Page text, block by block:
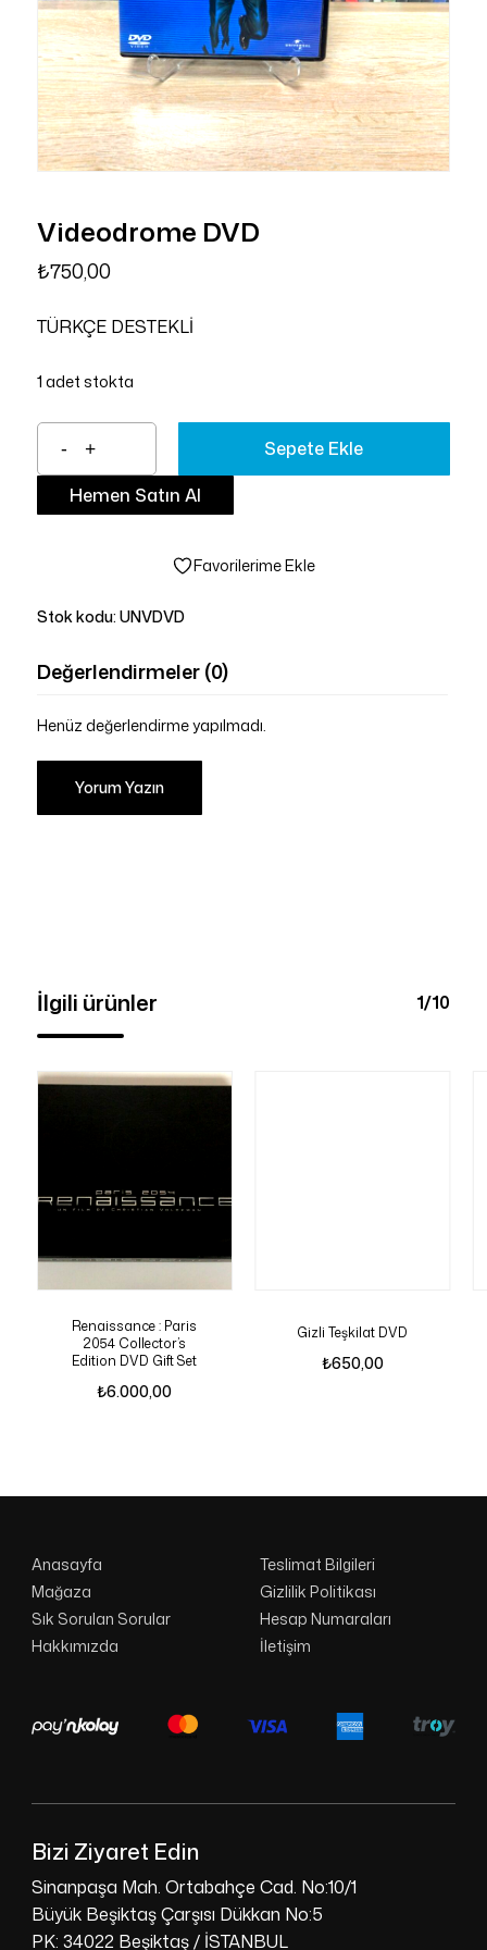
Videodrome DVD
₺750,00
TÜRKÇE DESTEKLİ
1 adet stokta
Sepete Ekle
Hemen Satın Al
Favorilerime Ekle
Stok kodu: UNVDVD
Değerlendirmeler (0)
Henüz değerlendirme yapılmadı.
Yorum Yazın
İlgili ürünler 1/10
Renaissance : Paris
2054 Collector’s
Edition DVD Gift Set
₺6.000,00
Gizli Teşkilat DVD
₺650,00
Bizi Ziyaret Edin
Sinanpaşa Mah. Ortabahçe Cad. No:10/1
Büyük Beşiktaş Çarşısı Dükkan No:5
PK: 34022 Beşiktaş / İSTANBUL
Anasayfa
Mağaza
Sık Sorulan Sorular
Hakkımızda
Teslimat Bilgileri
Gizlilik Politikası
Hesap Numaraları
İletişim